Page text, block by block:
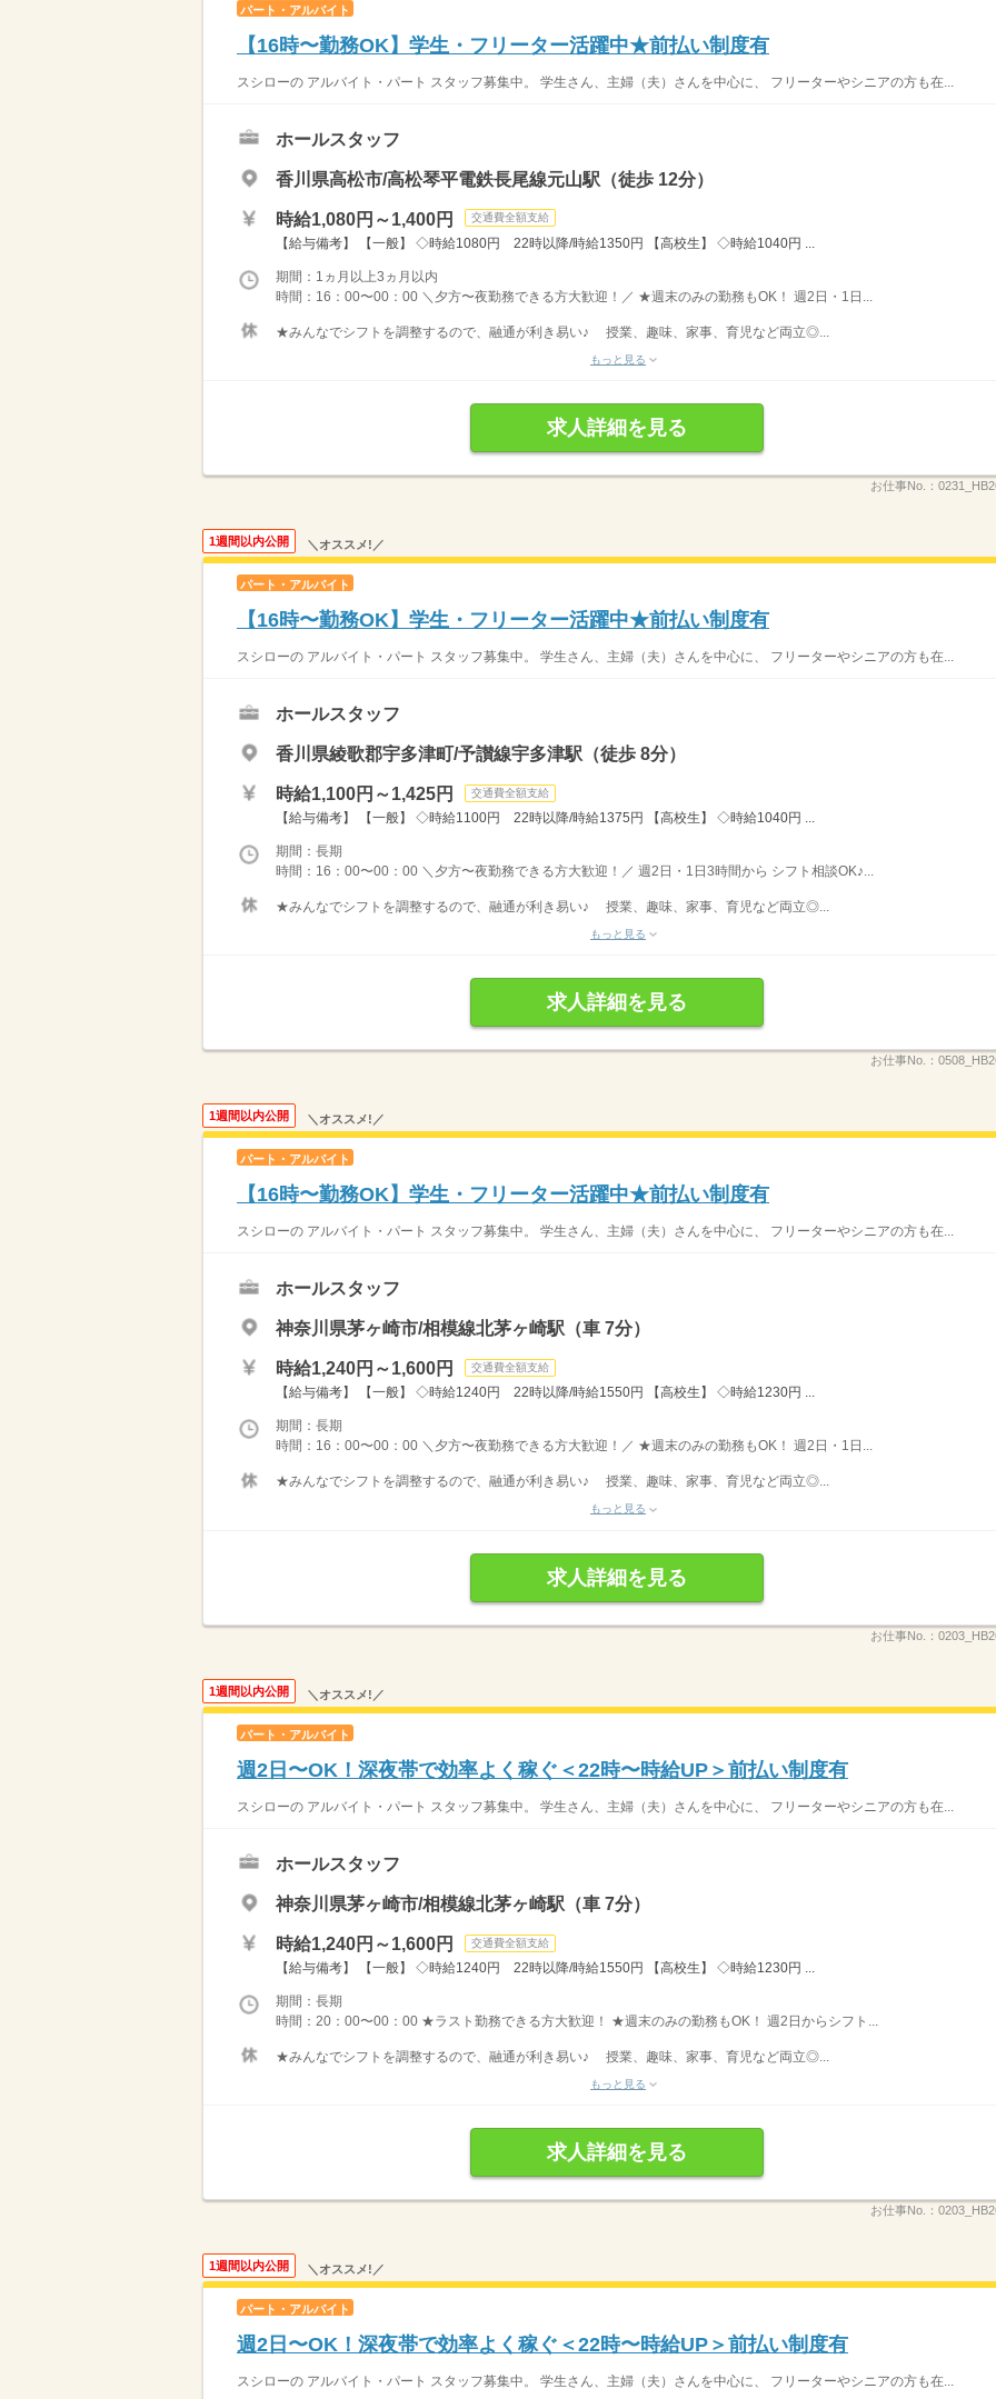
パート・アルバイト
【16時〜勤務OK】学生・フリーター活躍中★前払い制度有
スシローの アルバイト・パート スタッフ募集中。 学生さん、主婦（夫）さんを中心に、 フリーターやシニアの方も在...
ホールスタッフ
香川県高松市/高松琴平電鉄長尾線元山駅（徒歩 12分）
時給1,080円～1,400円 交通費全額支給
【給与備考】 【一般】 ◇時給1080円 22時以降/時給1350円 【高校生】 ◇時給1040円 ...
期間：1ヵ月以上3ヵ月以内
時間：16：00〜00：00 ＼夕方〜夜勤務できる方大歓迎！／ ★週末のみの勤務もOK！ 週2日・1日...
★みんなでシフトを調整するので、融通が利き易い♪ 授業、趣味、家事、育児など両立◎...
もっと見る
求人詳細を見る
お仕事No.：
1週間以内公開 ＼オススメ!／
パート・アルバイト
【16時〜勤務OK】学生・フリーター活躍中★前払い制度有
スシローの アルバイト・パート スタッフ募集中。 学生さん、主婦（夫）さんを中心に、 フリーターやシニアの方も在...
ホールスタッフ
香川県綾歌郡宇多津町/予讃線宇多津駅（徒歩 8分）
時給1,100円～1,425円 交通費全額支給
【給与備考】 【一般】 ◇時給1100円 22時以降/時給1375円 【高校生】 ◇時給1040円 ...
期間：長期
時間：16：00〜00：00 ＼夕方〜夜勤務できる方大歓迎！／ 週2日・1日3時間から シフト相談OK♪...
★みんなでシフトを調整するので、融通が利き易い♪ 授業、趣味、家事、育児など両立◎...
もっと見る
求人詳細を見る
お仕事No.：
1週間以内公開 ＼オススメ!／
パート・アルバイト
【16時〜勤務OK】学生・フリーター活躍中★前払い制度有
スシローの アルバイト・パート スタッフ募集中。 学生さん、主婦（夫）さんを中心に、 フリーターやシニアの方も在...
ホールスタッフ
神奈川県茅ヶ崎市/相模線北茅ヶ崎駅（車 7分）
時給1,240円～1,600円 交通費全額支給
【給与備考】 【一般】 ◇時給1240円 22時以降/時給1550円 【高校生】 ◇時給1230円 ...
期間：長期
時間：16：00〜00：00 ＼夕方〜夜勤務できる方大歓迎！／ ★週末のみの勤務もOK！ 週2日・1日...
★みんなでシフトを調整するので、融通が利き易い♪ 授業、趣味、家事、育児など両立◎...
もっと見る
求人詳細を見る
お仕事No.：
1週間以内公開 ＼オススメ!／
パート・アルバイト
週2日〜OK！深夜帯で効率よく稼ぐ＜22時〜時給UP＞前払い制度有
スシローの アルバイト・パート スタッフ募集中。 学生さん、主婦（夫）さんを中心に、 フリーターやシニアの方も在...
ホールスタッフ
神奈川県茅ヶ崎市/相模線北茅ヶ崎駅（車 7分）
時給1,240円～1,600円 交通費全額支給
【給与備考】 【一般】 ◇時給1240円 22時以降/時給1550円 【高校生】 ◇時給1230円 ...
期間：長期
時間：20：00〜00：00 ★ラスト勤務できる方大歓迎！ ★週末のみの勤務もOK！ 週2日からシフト...
★みんなでシフトを調整するので、融通が利き易い♪ 授業、趣味、家事、育児など両立◎...
もっと見る
求人詳細を見る
お仕事No.：
1週間以内公開 ＼オススメ!／
パート・アルバイト
週2日〜OK！深夜帯で効率よく稼ぐ＜22時〜時給UP＞前払い制度有
スシローの アルバイト・パート スタッフ募集中。 学生さん、主婦（夫）さんを中心に、 フリーターやシニアの方も在...